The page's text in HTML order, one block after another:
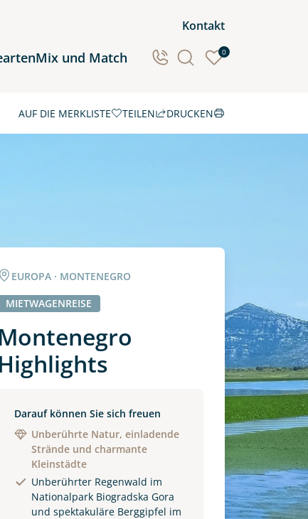
Kontakt
Mix und Match 0
Ozeanien
AUF DIE MERKLISTE TEILEN DRUCKEN
EUROPA · MONTENEGRO
MIETWAGENREISE
Montenegro
Highlights
Darauf können Sie sich freuen
Unberührte Natur, einladende
Strände und charmante
Kleinstädte
Unberührter Regenwald im
Nationalpark Biogradska Gora
und spektakuläre Berggipfel im